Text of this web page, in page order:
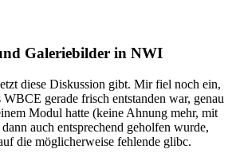
Galeriebilder in NWI
diese Diskussion gibt. Mir fiel noch ein,
WBCE gerade frisch entstanden war, genau
Modul hatte (keine Ahnung mehr, mit
auch entsprechend geholfen wurde,
die möglicherweise fehlende glibc.